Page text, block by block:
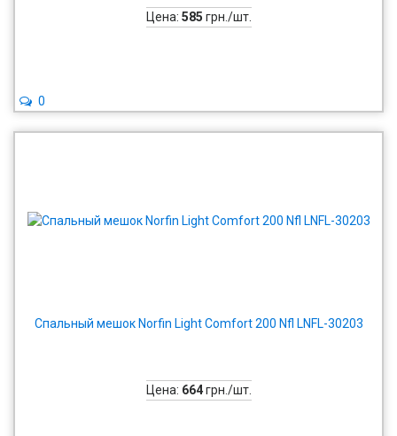
Цена: 585 грн./шт.
0
Спальный мешок Norfin Light Comfort 200 Nfl LNFL-30203
Цена: 664грн./шт.